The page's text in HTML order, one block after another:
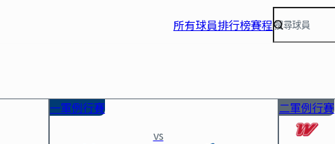
所有球員排行榜賽程
一軍例行賽
vs
二軍例行賽